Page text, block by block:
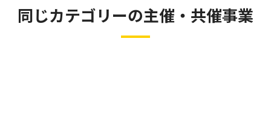
同じカテゴリーの主催・共催事業